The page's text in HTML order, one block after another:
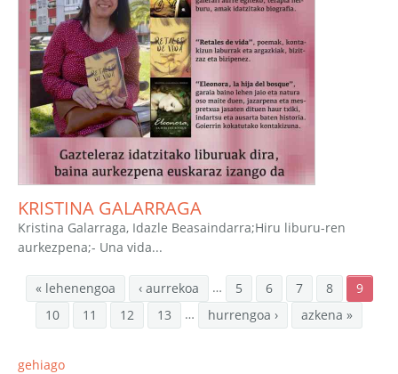
KRISTINA GALARRAGA
Kristina Galarraga, Idazle Beasaindarra;Hiru liburu-ren
aurkezpena;- Una vida...
« lehenengoa ‹ aurrekoa … 5 6 7 8
9
10
11 12 13 … hurrengoa › azkena »
gehiago